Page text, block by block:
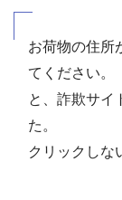
お荷物の住所
てください。
と、詐欺サイ
た。
クリックしな